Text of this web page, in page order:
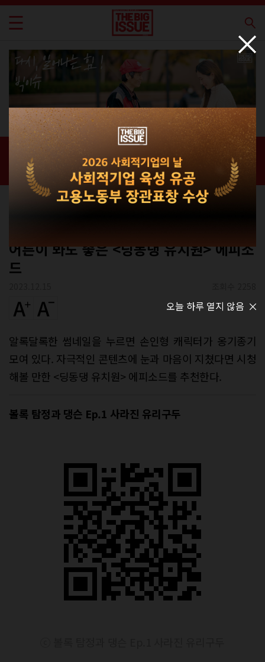
신간 · 과월호
홈 / 매거진 / 신간 · 과월호
어른이 봐도 좋은 <딩동댕 유치원> 에피소
드
알록달록한 썸네일을 누르면 손인형 캐릭터가 옹기종기
모여 있다. 자극적인 콘텐츠에 눈과 마음이 지쳤다면 시청
해볼 만한 <딩동댕 유치원> 에피소드를 추천한다.
볼록 탐정과 댕슨 Ep.1 사라진 유리구두
오늘 하루 열지 않음